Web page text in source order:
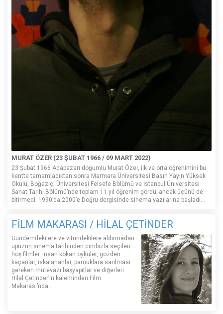
MURAT ÖZER (23 ŞUBAT 1966 / 09 MART 2022)
23 Şubat 1966 Adapazarı doğumlu Murat Özer, ilk ve orta öğrenimini bu
kentte tamamladıktan sonra Marmara Üniversitesi Basın Yayın Yüksek
Okulu, Boğaziçi Üniversitesi Felsefe Bölümü ve İstanbul Üniversitesi
Sanat Tarihi Bölümü’nde toplam 11 yıl öğrenim gördü; ancak üçünü de
bitirmedi. 1990’da 2000’e Doğru dergisinde sinema yazılarına başladı...
FİLM MAKARASI / HİLAL ÇETİNDER
Gündemdekilere ve vitrindekilere aldırmadan
upuzun sinema tarihinden cımbızla seçilen
hoş filmler, insan kokan öyküler, gözden
kaçanlar, ıskalananlar, pamuklara sarılması
gereken mütevazı başyapıtlar ve diğerleri
Hilal Çetinder’in kaleminden Film
Makarası’nda…